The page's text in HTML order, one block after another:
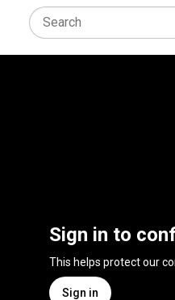
Sign in to
This helps protect our
Sign in